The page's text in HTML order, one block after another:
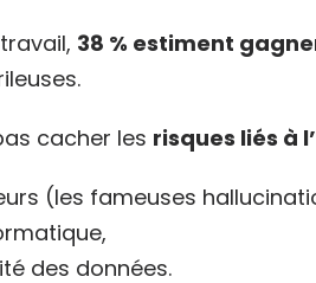
38 % estiment
cacher les risques liés à
(les fameuses
des données.